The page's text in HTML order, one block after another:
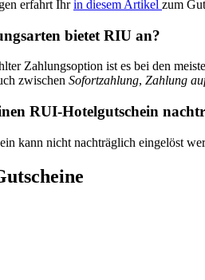
erfahrt Ihrin diesem Artikel zum
bietet RIU an?
Zahlungsoption ist es bei den
zwischen Sofortzahlung, Zahlung
RUI-Hotelgutschein
kann nicht nachträglich eingelöst